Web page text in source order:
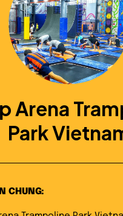
Arena
Park
CHUNG: